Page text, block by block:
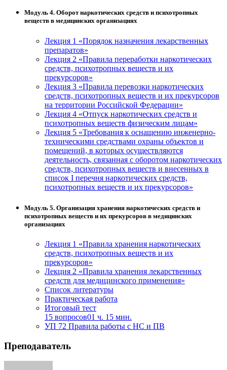
Модуль 4. Оборот наркотических средств и психотропных
веществ в медицинских организациях
Лекция 1 «Порядок назначения лекарственных
препаратов»
Лекция 2 «Правила переработки наркотических
средств, психотропных веществ и их
прекурсоров»
Лекция 3 «Правила перевозки наркотических
средств, психотропных веществ и их прекурсоров
на территории Российской Федерации»
Лекция 4 «Отпуск наркотических средств и
психотропных веществ физическим лицам»
Лекция 5 «Требования к оснащению инженерно-
техническими средствами охраны объектов и
помещений, в которых осуществляются
деятельность, связанная с оборотом наркотических
средств, психотропных веществ и внесенных в
список I перечня наркотических средств,
психотропных веществ и их прекурсоров»
Модуль 5. Организация хранения наркотических средств и
психотропных веществ и их прекурсоров в медицинских
организациях
Лекция 1 «Правила хранения наркотических
средств, психотропных веществ и их
прекурсоров»
Лекция 2 «Правила хранения лекарственных
средств для медицинского применения»
Список литературы
Практическая работа
Итоговый тест
15 вопросов01 ч. 15 мин.
УП 72 Правила работы с НС и ПВ
Преподаватель